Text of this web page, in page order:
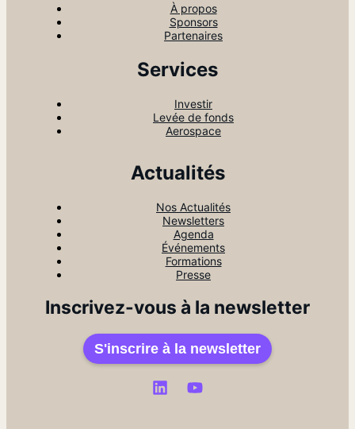
À propos
Sponsors
Partenaires
Services
Investir
Levée de fonds
Aerospace
Actualités
Nos Actualités
Newsletters
Agenda
Événements
Formations
Presse
Inscrivez-vous à la newsletter
S'inscrire à la newsletter